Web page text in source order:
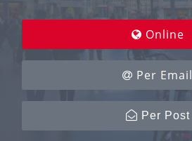
Online
Per Email
Per Post